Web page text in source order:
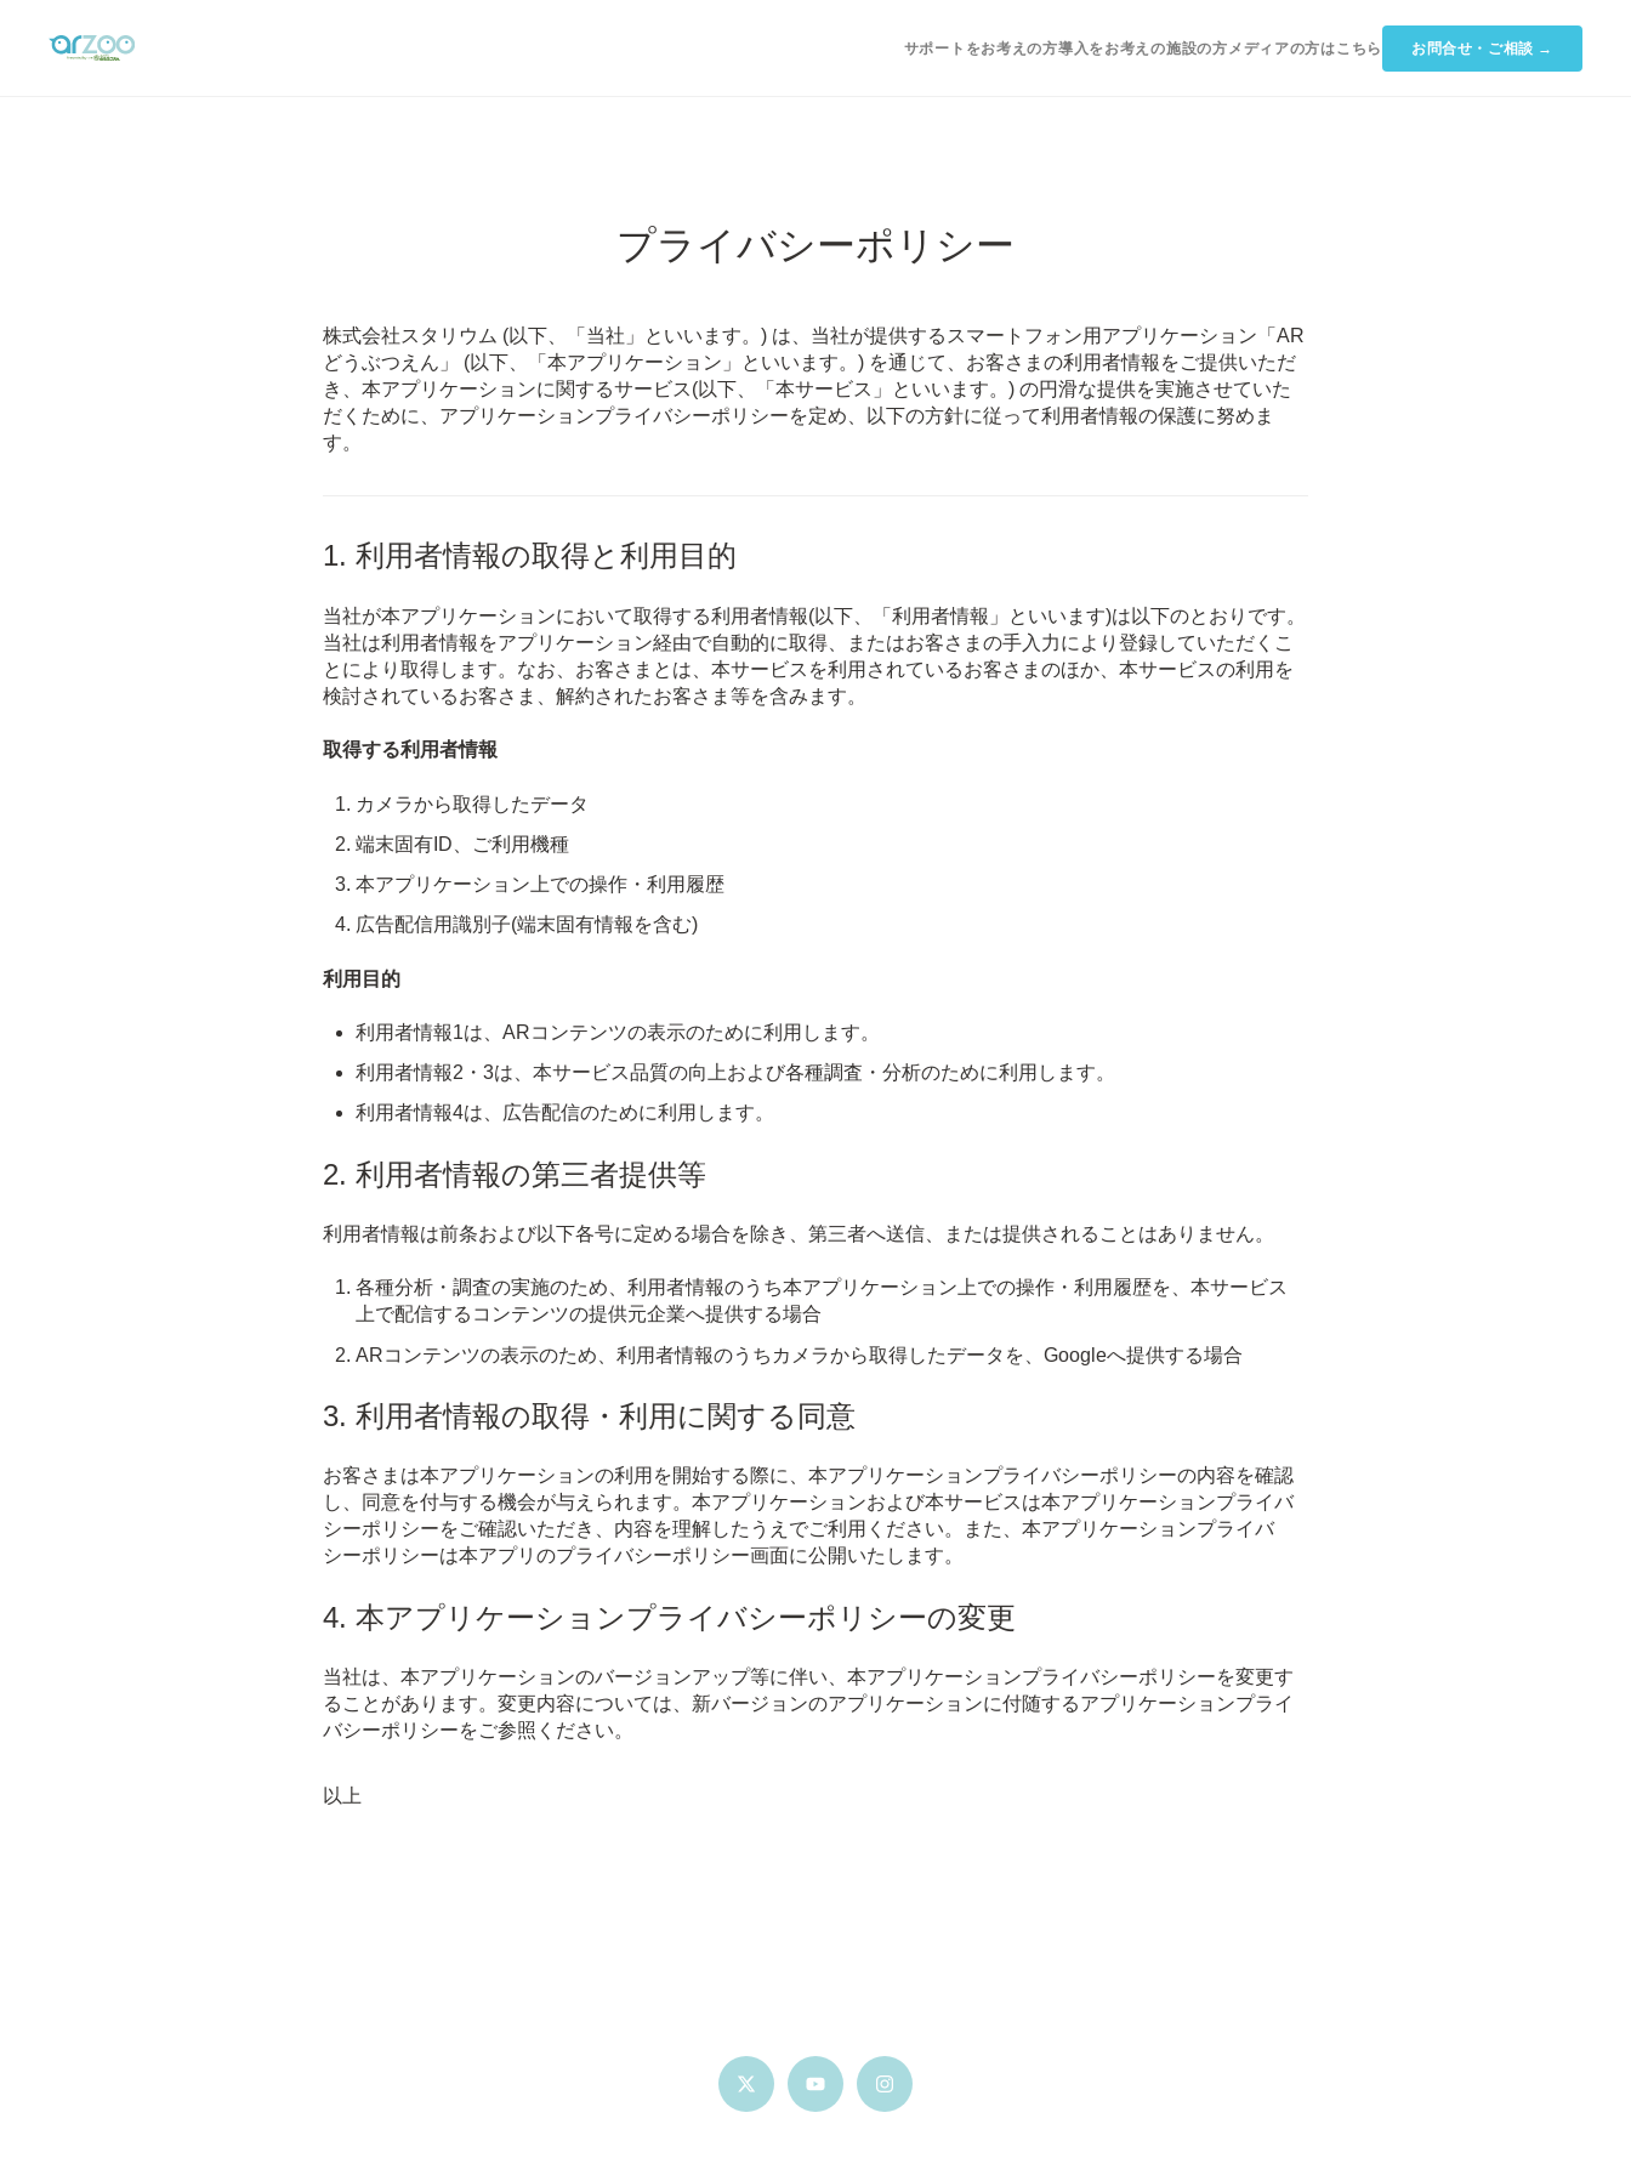
サポートをお考えの方導入をお考えの施設の方 メディアの方はこちら お問合せ・ご相談 →
プライバシーポリシー
株式会社スタリウム (以下、「当社」といいます。) は、当社が提供するスマートフォン用アプリケーション「AR
どうぶつえん」 (以下、「本アプリケーション」といいます。) を通じて、お客さまの利用者情報をご提供いただ
き、本アプリケーションに関するサービス(以下、「本サービス」といいます。) の円滑な提供を実施させていた
だくために、アプリケーションプライバシーポリシーを定め、以下の方針に従って利用者情報の保護に努めま
す。
1. 利用者情報の取得と利用目的
当社が本アプリケーションにおいて取得する利用者情報(以下、「利用者情報」といいます)は以下のとおりです。
当社は利用者情報をアプリケーション経由で自動的に取得、またはお客さまの手入力により登録していただくこ
とにより取得します。なお、お客さまとは、本サービスを利用されているお客さまのほか、本サービスの利用を
検討されているお客さま、解約されたお客さま等を含みます。
取得する利用者情報
カメラから取得したデータ
端末固有ID、ご利用機種
本アプリケーション上での操作・利用履歴
広告配信用識別子(端末固有情報を含む)
利用目的
利用者情報1は、ARコンテンツの表示のために利用します。
利用者情報2・3は、本サービス品質の向上および各種調査・分析のために利用します。
利用者情報4は、広告配信のために利用します。
2. 利用者情報の第三者提供等
利用者情報は前条および以下各号に定める場合を除き、第三者へ送信、または提供されることはありません。
各種分析・調査の実施のため、利用者情報のうち本アプリケーション上での操作・利用履歴を、本サービス
上で配信するコンテンツの提供元企業へ提供する場合
ARコンテンツの表示のため、利用者情報のうちカメラから取得したデータを、Googleへ提供する場合
3. 利用者情報の取得・利用に関する同意
お客さまは本アプリケーションの利用を開始する際に、本アプリケーションプライバシーポリシーの内容を確認
し、同意を付与する機会が与えられます。本アプリケーションおよび本サービスは本アプリケーションプライバ
シーポリシーをご確認いただき、内容を理解したうえでご利用ください。また、本アプリケーションプライバ
シーポリシーは本アプリのプライバシーポリシー画面に公開いたします。
4. 本アプリケーションプライバシーポリシーの変更
当社は、本アプリケーションのバージョンアップ等に伴い、本アプリケーションプライバシーポリシーを変更す
ることがあります。変更内容については、新バージョンのアプリケーションに付随するアプリケーションプライ
バシーポリシーをご参照ください。
以上